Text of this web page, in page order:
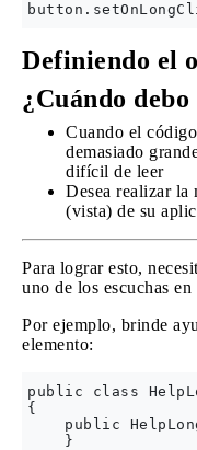
Definiendo el
¿Cuándo
Cuando el
demasiado
difícil de leer
Desea realizar la
(vista) de su
Para lograr esto,
uno de los escuchas en
Por ejemplo, brinde
elemento:
public class
{
public
    }